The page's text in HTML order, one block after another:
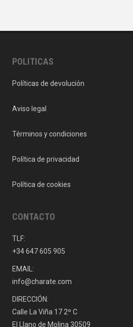
POLITICAS
Políticas de devolución
Aviso legal
Términos y condiciones
Política de privacidad
Política de cookies
CONTACTO
TLF:
+34 647 605 905
EMAIL:
info@charate.com
DIRECCIÓN:
Calle La Viña 17 2º C
El Llano de Molina 30509